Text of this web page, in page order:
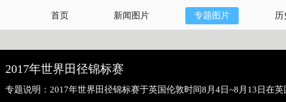
首页 新闻图片 专题图片 历
2017年世界田径锦标赛
专题说明： 2017年世界田径锦标赛于英国伦敦时间8月4日~8月13日在英